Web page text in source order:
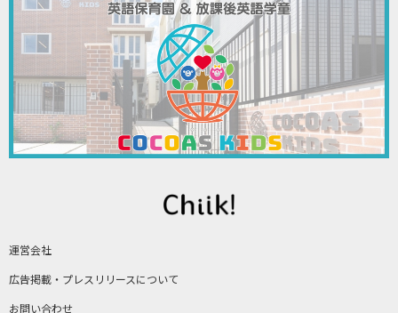
運営会社
広告掲載・プレスリリースについて
お問い合わせ